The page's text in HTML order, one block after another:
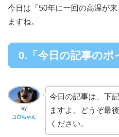
今日は「50年に一回の高温が
ますね。
0.「今日の記事のポ
by
コロちゃん
今日の記事は、下
ますよ。どうぞ最
ください。